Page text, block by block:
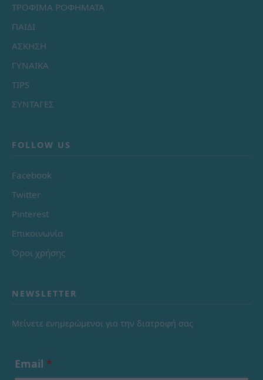
ΤΡΟΦΙΜΑ ΡΟΦΗΜΑΤΑ
ΠΑΙΔΙ
ΑΣΚΗΣΗ
ΓΥΝΑΙΚΑ
TIPS
ΣΥΝΤΑΓΕΣ
FOLLOW US
Facebook
Twitter
Pinterest
Επικοινωνία
Όροι χρήσης
NEWSLETTER
Μείνετε ενημερώμενοι για την διατροφή σας
Email *